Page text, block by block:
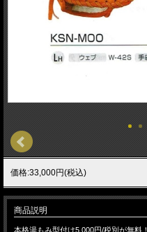
価格:33,000円(税込)
商品説明
本格湯もみ型付け5,000円/税別が無料！